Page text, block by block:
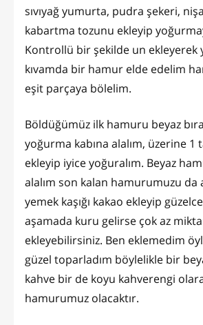
sıvıyağ yumurta, pudra şekeri,
kabartma tozunu ekleyip
Kontrollü bir şekilde un ekleyerek
kıvamda bir hamur elde edelim
eşit parçaya bölelim.
Böldüğümüz ilk hamuru beyaz
yoğurma kabına alalım, üzerine 1
ekleyip iyice yoğuralım. Beyaz
alalım son kalan hamurumuzu da
yemek kaşığı kakao ekleyip
aşamada kuru gelirse çok az
ekleyebilirsiniz. Ben eklemedim
güzel toparladım böylelikle bir
kahve bir de koyu kahverengi
hamurumuz olacaktır.